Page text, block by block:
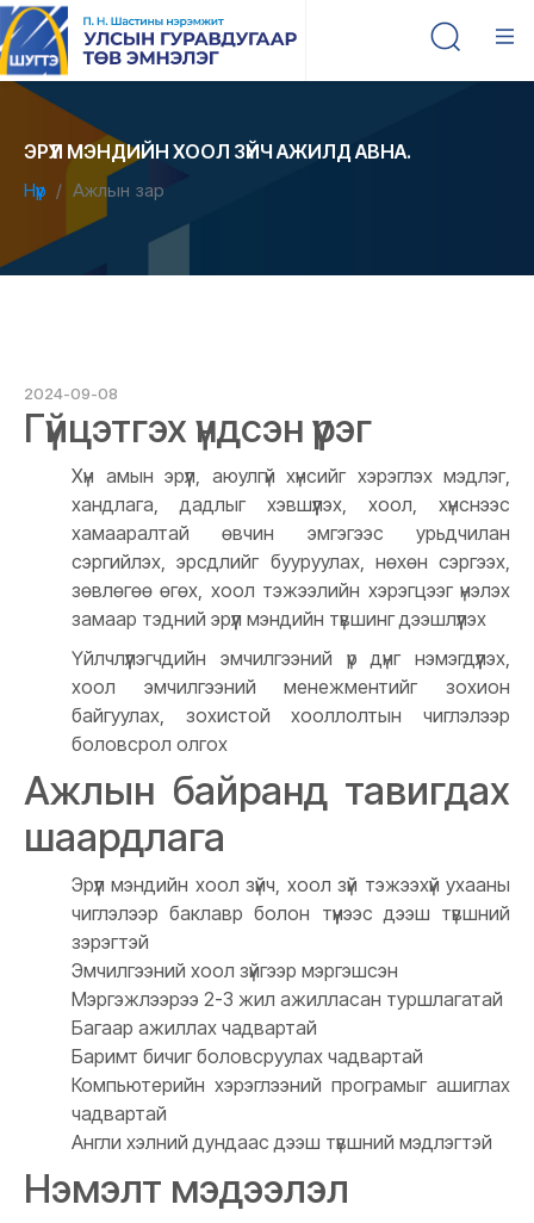
ЭРҮҮЛ МЭНДИЙН ХООЛ ЗҮЙЧ АЖИЛД АВНА.
Нүүр Ажлын зар
2024-09-08
Гүйцэтгэх үндсэн үүрэг
Хүн амын эрүүл, аюулгүй хүнсийг хэрэглэх мэдлэг,
хандлага, дадлыг хэвшүүлэх, хоол, хүнснээс
хамааралтай өвчин эмгэгээс урьдчилан
сэргийлэх, эрсдлийг бууруулах, нөхөн сэргээх,
зөвлөгөө өгөх, хоол тэжээлийн хэрэгцээг үнэлэх
замаар тэдний эрүүл мэндийн түвшинг дээшлүүлэх
Үйлчлүүлэгчдийн эмчилгээний үр дүнг нэмэгдүүлэх,
хоол эмчилгээний менежментийг зохион
байгуулах, зохистой хооллолтын чиглэлээр
боловсрол олгох
Ажлын байранд тавигдах
шаардлага
Эрүүл мэндийн хоол зүйч, хоол зүй тэжээхүй ухааны
чиглэлээр баклавр болон түүнээс дээш түвшний
зэрэгтэй
Эмчилгээний хоол зүйгээр мэргэшсэн
Мэргэжлээрээ 2-3 жил ажилласан туршлагатай
Багаар ажиллах чадвартай
Баримт бичиг боловсруулах чадвартай
Компьютерийн хэрэглээний програмыг ашиглах
чадвартай
Англи хэлний дундаас дээш түвшний мэдлэгтэй
Нэмэлт мэдээлэл